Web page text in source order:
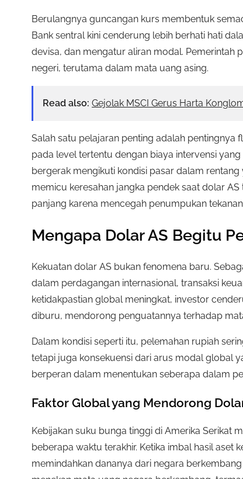
Berulangnya guncangan kurs membentuk
Bank sentral kini cenderung lebih berhati hati
devisa, dan mengatur aliran modal. Pemerintah
negeri, terutama dalam mata uang asing.
Read also: Gejolak MSCI Gerus Harta
Salah satu pelajaran penting adalah pentingnya
pada level tertentu dengan biaya intervensi
bergerak mengikuti kondisi pasar dalam rentang
memicu keresahan jangka pendek saat dolar
panjang karena mencegah penumpukan
Mengapa Dolar AS Begitu
Kekuatan dolar AS bukan fenomena baru.
dalam perdagangan internasional, transaksi
ketidakpastian global meningkat, investor
diburu, mendorong penguatannya terhadap
Dalam kondisi seperti itu, pelemahan rupiah
tetapi juga konsekuensi dari arus modal global
berperan dalam menentukan seberapa dalam
Faktor Global yang Mendorong
Kebijakan suku bunga tinggi di Amerika Serikat
beberapa waktu terakhir. Ketika imbal hasil aset
memindahkan dananya dari negara